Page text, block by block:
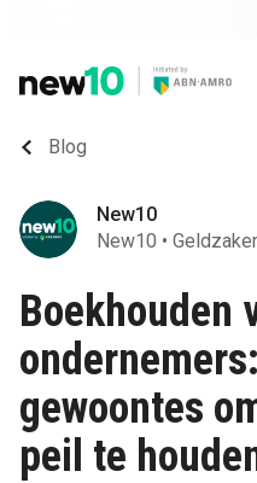
Blog
New10
New10 •
Boekhouden
gewoontes
peil te